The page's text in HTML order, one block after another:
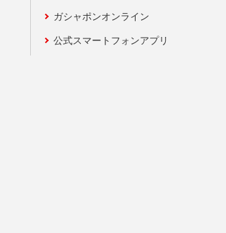
ガシャポンオンライン
公式スマートフォンアプリ